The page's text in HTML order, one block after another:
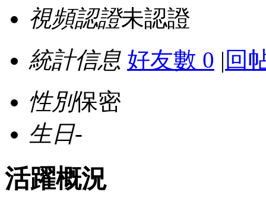
視頻認證未認證
統計信息 好友數 0 | 回
性別保密
生日-
活躍概況